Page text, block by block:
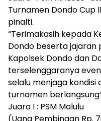
Turnamen Dondo Cup
pinalti.
“Terimakasih kepada
Dondo beserta
Kapolsek Dondo dan
terselenggaranya
selalu menjaga
turnamen
Juara I : PSM Malulu